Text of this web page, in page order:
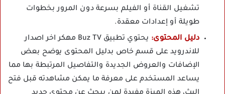
تشغيل القناة أو الفيلم بسرعة دون المرور بخطوات
طويلة أو إعدادات معقدة.
دليل المحتوى:
يحتوي تطبيق Buz TV مهكر اخر اصدار
للاندرويد على قسم خاص بدليل المحتوى يوضح بعض
الإضافات والعروض الجديدة والتفاصيل المرتبطة بها مما
يساعد المستخدم على معرفة ما يمكن مشاهدته قبل فتح